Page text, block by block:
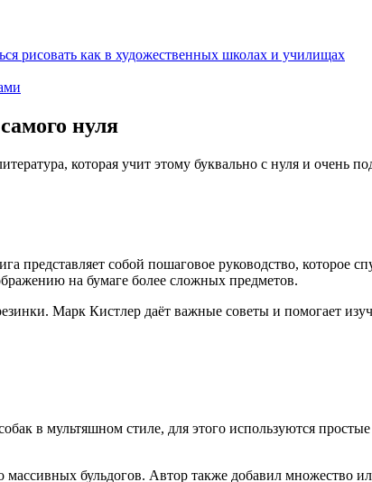
рисовать как в художественных школах и училищах
нуля
которая учит этому буквально с нуля и очень
представляет собой пошаговое руководство, которое
на бумаге более сложных предметов.
Марк Кистлер даёт важные советы и помогает
в мультяшном стиле, для этого используются
бульдогов. Автор также добавил множество